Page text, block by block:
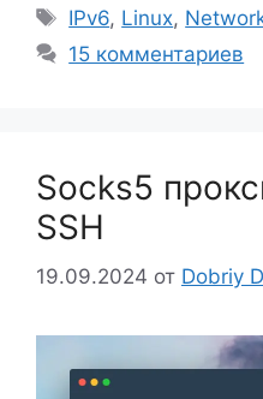
Метки
IPv6, Linux,
15 комментариев
Socks5
SSH
19.09.2024 от Dobriy